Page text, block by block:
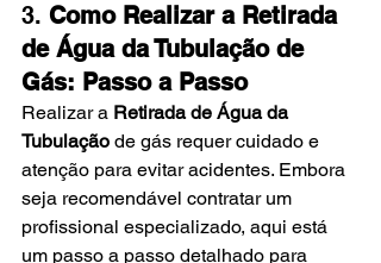
3. Como Realizar a Retirada
de Água da Tubulação de
Gás: Passo a Passo
Realizar a Retirada de Água da
Tubulação de gás requer cuidado e
atenção para evitar acidentes. Embora
seja recomendável contratar um
profissional especializado, aqui está
um passo a passo detalhado para